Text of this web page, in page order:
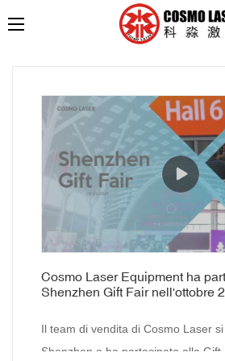
Cosmo Laser Equipment ha
Shenzhen Gift Fair nell'ottobre
Il team di vendita di Cosmo Laser
Shenzhen e ha partecipato alla Gift